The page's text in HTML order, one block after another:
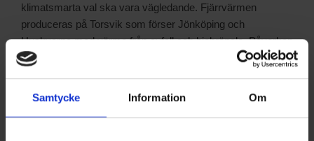
Samtycke Information Om
klimatsmarta val ska vara vägledande. Fjärrvärmen
produceras på Torsvik som förser Jönköping och
Huskvarna med värme från avfall och biobränsle. Påverkan
på miljön minskar jämfört med om var och en hade haft